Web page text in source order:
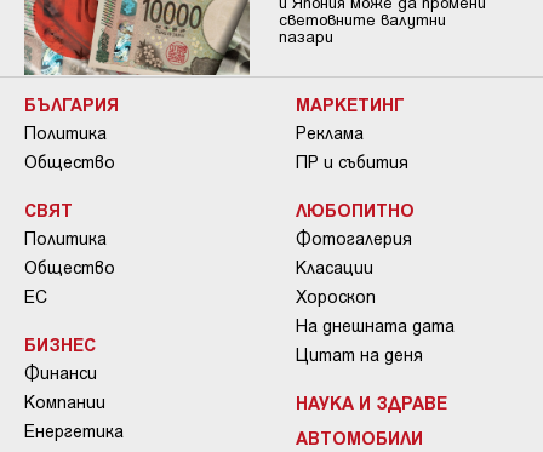
световните валутни
пазари
БЪЛГАРИЯ
Политика
Общество
СВЯТ
Политика
Общество
ЕС
БИЗНЕС
Финанси
Компании
Енергетика
МАРКЕТИНГ
Реклама
ПР и събития
ЛЮБОПИТНО
Фотогалерия
Класации
Хороскоп
На днешната дата
Цитат на деня
НАУКА И ЗДРАВЕ
АВТОМОБИЛИ